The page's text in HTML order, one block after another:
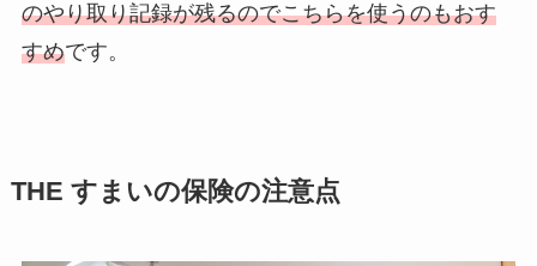
のやり取り記録が残るのでこちらを使うのもおす
すめです。
THE すまいの保険の注意点